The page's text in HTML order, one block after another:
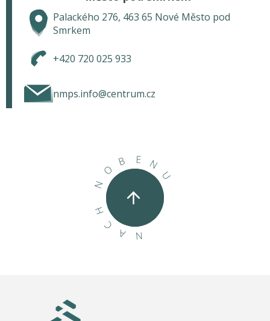
Palackého 276, 463 65 Nové Město pod
Smrkem
+420 720 025 933
nmps.info@centrum.cz
N
A
C
H
N
O
B E N
U